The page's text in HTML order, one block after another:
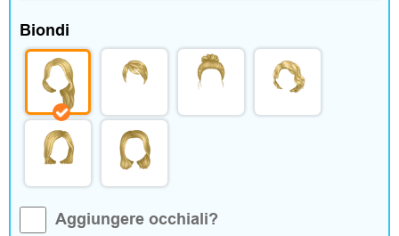
t
o
e
a
Biondi
Aggiungere occhiali?